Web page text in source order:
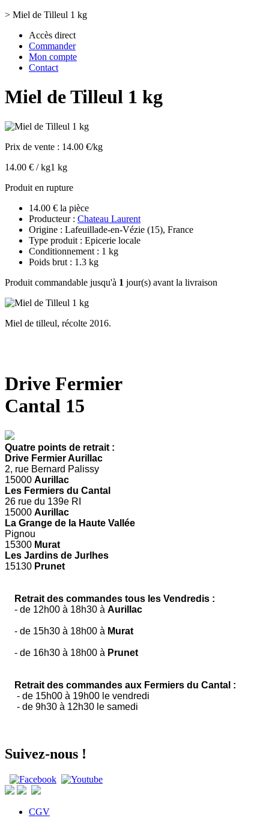
> Miel de Tilleul 1 kg
Accès direct
Commander
Mon compte
Contact
Miel de Tilleul 1 kg
Prix de vente : 14.00 €/kg
14.00 € / kg1 kg
Produit en rupture
14.00 € la pièce
Producteur : Chateau Laurent
Origine : Lafeuillade-en-Vézie (15), France
Type produit : Epicerie locale
Conditionnement : 1 kg
Poids brut : 1.3 kg
Produit commandable jusqu'à 1 jour(s) avant la livraison
Miel de tilleul, récolte 2016.
Drive Fermier
Cantal 15
Quatre points de retrait :
Drive Fermier Aurillac
2, rue Bernard Palissy
15000 Aurillac
Les Fermiers du Cantal
26 rue du 139e RI
15000 Aurillac
La Grange de la Haute Vallée
Pignou
15300 Murat
Les Jardins de Jurlhes
15130 Prunet
Retrait des commandes tous les Vendredis :
- de 12h00 à 18h30 à Aurillac
- de 15h30 à 18h00 à Murat
- de 16h30 à 18h00 à Prunet
Retrait des commandes aux Fermiers du Cantal :
- de 15h00 à 19h00 le vendredi
- de 9h30 à 12h30 le samedi
Suivez-nous !
CGV